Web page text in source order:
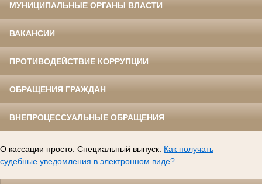
МУНИЦИПАЛЬНЫЕ ОРГАНЫ ВЛАСТИ
ВАКАНСИИ
ПРОТИВОДЕЙСТВИЕ КОРРУПЦИИ
ОБРАЩЕНИЯ ГРАЖДАН
ВНЕПРОЦЕССУАЛЬНЫЕ ОБРАЩЕНИЯ
О кассации просто. Специальный выпуск. Как получать
судебные уведомления в электронном виде?